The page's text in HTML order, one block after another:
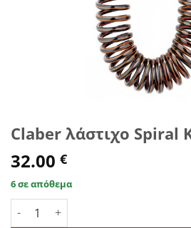
Claber λάστιχο Spiral
32.00 €
6 σε απόθεμα
Claber λάστιχο Spiral Kit Basic 9034